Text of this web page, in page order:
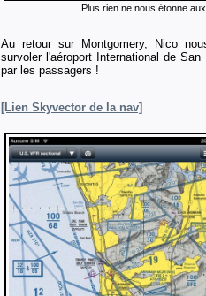
Plus rien ne nous étonne
Au retour sur Montgomery, Nico
survoler l'aéroport International de
par les passagers !
[Lien Skyvector de la nav]